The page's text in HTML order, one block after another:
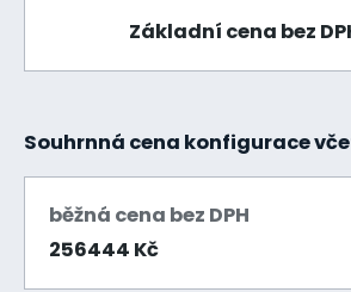
Základní cena bez
Souhrnná cena konfigurace
běžná cena bez DPH
256444 Kč